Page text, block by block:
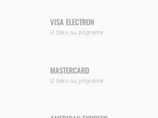
VISA ELECTRON
U toku su pripreme
MASTERCARD
U toku su pripreme